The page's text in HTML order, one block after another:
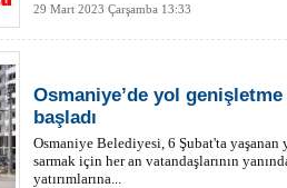
29 Mart 2023 Çarşamba 13:33
Osmaniye’de yol genişletme
başladı
Osmaniye Belediyesi, 6 Şubat'ta yaşanan
sarmak için her an vatandaşlarının
yatırımlarına...